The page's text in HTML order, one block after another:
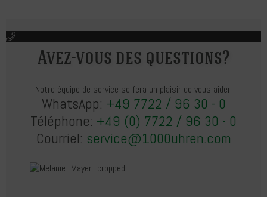
Avez-vous des questions?
Notre équipe de service se fera un plaisir de vous aider.
WhatsApp: +49 7722 / 96 30 - 0
Téléphone: +49 (0) 7722 / 96 30 - 0
Courriel: service@1000uhren.com